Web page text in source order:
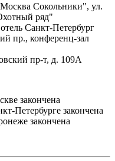
Сокольники", ул.
ряд"
Санкт-Петербург
пр., конференц-зал
пр-т, д. 109А
закончена
Петербурге закончена
закончена